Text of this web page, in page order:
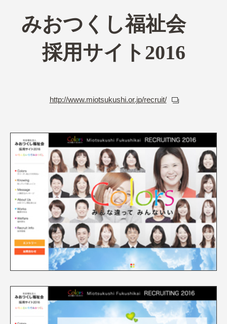
みおつくし福祉会
採用サイト2016
http://www.miotsukushi.or.jp/recruit/